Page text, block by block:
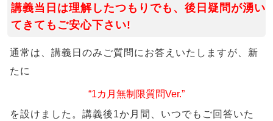
講義当日は理解したつもりでも、後日疑問が湧い
てきてもご安心下さい!
通常は、講義日のみご質問にお答えいたしますが、新
たに
“1カ月無制限質問Ver.”
を設けました。講義後1か月間、いつでもご回答いた